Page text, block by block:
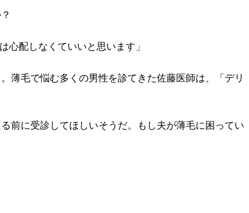
心配しなくていいと思います」
薄毛で悩む多くの男性を診てきた佐藤医師は、「デリ
前に受診してほしいそうだ。もし夫が薄毛に困ってい